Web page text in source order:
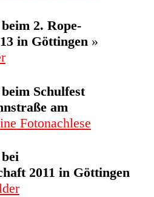
2. Rope-
in Göttingen »
Schulfest
am
Fotonachlese
2011 in Göttingen